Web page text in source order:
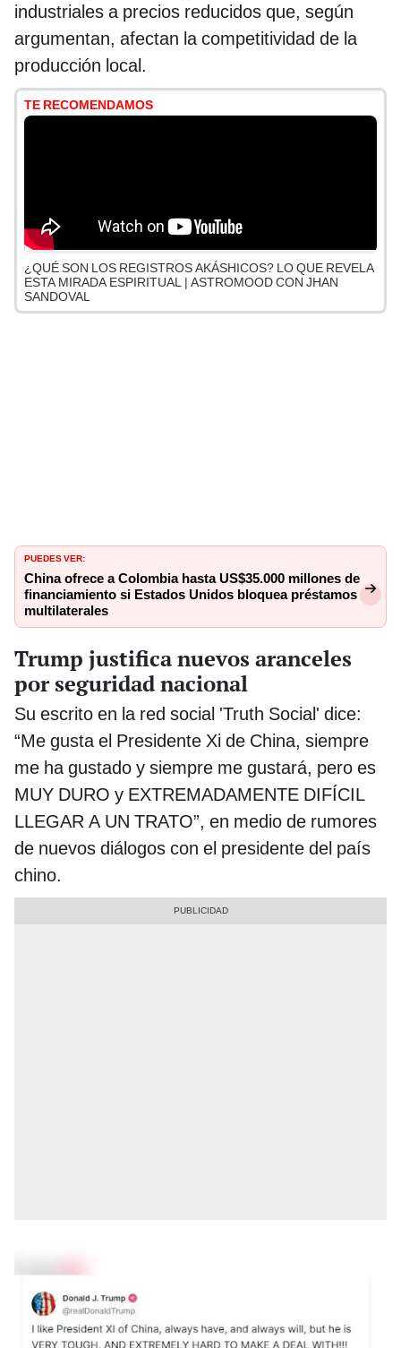
industriales a precios reducidos que, según
argumentan, afectan la competitividad de la
producción local.
TE RECOMENDAMOS
¿QUÉ SON LOS REGISTROS AKÁSHICOS? LO QUE REVELA
ESTA MIRADA ESPIRITUAL | ASTROMOOD CON JHAN
SANDOVAL
PUEDES VER:
China ofrece a Colombia hasta US$35.000 millones de
financiamiento si Estados Unidos bloquea préstamos
multilaterales
Trump justifica nuevos aranceles
por seguridad nacional
Su escrito en la red social 'Truth Social' dice:
“Me gusta el Presidente Xi de China, siempre
me ha gustado y siempre me gustará, pero es
MUY DURO y EXTREMADAMENTE DIFÍCIL
LLEGAR A UN TRATO”, en medio de rumores
de nuevos diálogos con el presidente del país
chino.